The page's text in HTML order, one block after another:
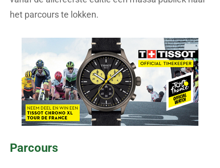
het parcours te lokken.
Parcours